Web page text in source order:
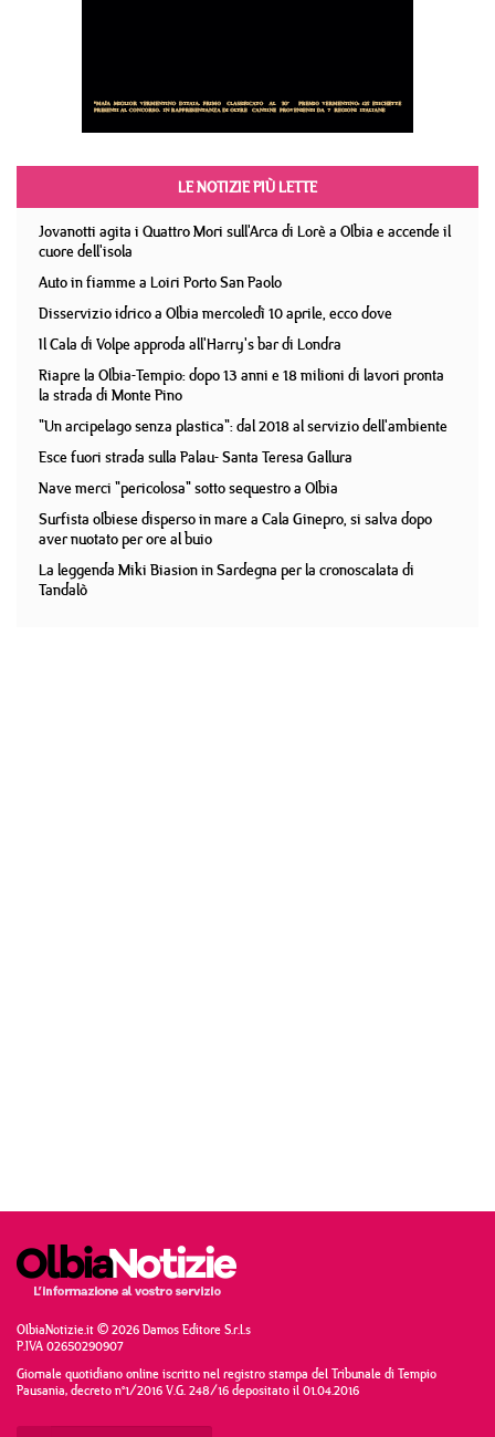
LE NOTIZIE PIÙ LETTE
Jovanotti agita i Quattro Mori sull'Arca di Lorè a Olbia e accende il
cuore dell'isola
Auto in fiamme a Loiri Porto San Paolo
Disservizio idrico a Olbia mercoledì 10 aprile, ecco dove
Il Cala di Volpe approda all'Harry's bar di Londra
Riapre la Olbia-Tempio: dopo 13 anni e 18 milioni di lavori pronta
la strada di Monte Pino
"Un arcipelago senza plastica": dal 2018 al servizio dell'ambiente
Esce fuori strada sulla Palau- Santa Teresa Gallura
Nave merci "pericolosa" sotto sequestro a Olbia
Surfista olbiese disperso in mare a Cala Ginepro, si salva dopo
aver nuotato per ore al buio
La leggenda Miki Biasion in Sardegna per la cronoscalata di
Tandalò
OlbiaNotizie.it © 2026 Damos Editore S.r.l.s
P.IVA 02650290907
Giornale quotidiano online iscritto nel registro stampa del Tribunale di Tempio
Pausania, decreto n°1/2016 V.G. 248/16 depositato il 01.04.2016